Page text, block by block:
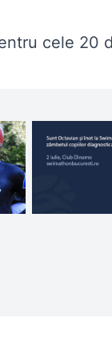
cele 20